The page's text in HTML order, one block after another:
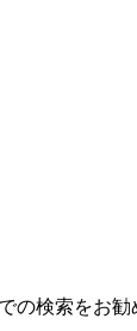
での検索をお